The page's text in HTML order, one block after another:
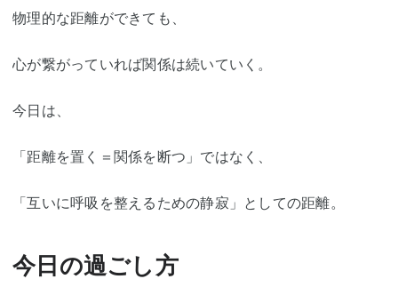
物理的な距離ができても、
心が繋がっていれば関係は続いていく。
今日は、
「距離を置く＝関係を断つ」ではなく、
「互いに呼吸を整えるための静寂」としての距離。
今日の過ごし方